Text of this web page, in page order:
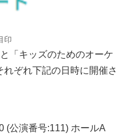
印
「キッズのためのオーケ
ぞれ下記の日時に開催さ
(公演番号:111) ホールA